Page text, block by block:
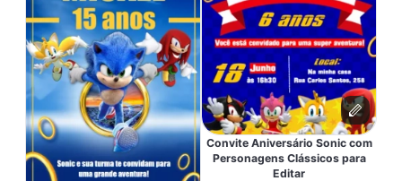
Convite Aniversário Sonic com
Personagens Clássicos para
Editar